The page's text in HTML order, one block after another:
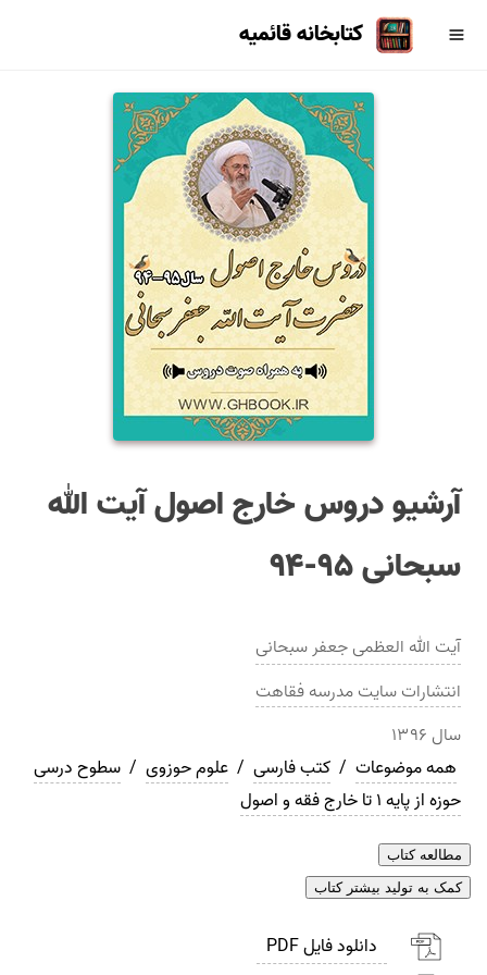
کتابخانه قائمیه
آرشيو دروس خارج اصول آيت الله
سبحانی ۹۵-۹۴
آیت الله العظمی جعفر سبحانی
انتشاراتسايت مدرسه فقاهت
سال ۱۳۹۶
همه موضوعات / کتب فارسی / علوم حوزوی / سطوح درسی
حوزه از پایه 1 تا خارج فقه و اصول
مطالعه کتاب
کمک به تولید بیشتر کتاب
دانلود فایل PDF